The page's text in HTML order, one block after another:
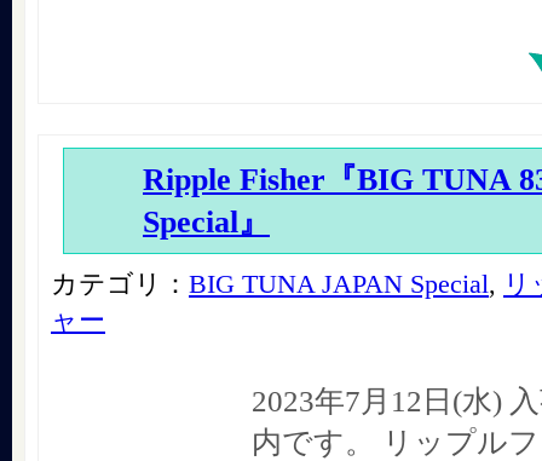
Ripple Fisher『BIG TUNA
Special』
カテゴリ： BIG TUNA JAPAN Special, リ
ャー
2023年7月12日(水)
内です。 リップル